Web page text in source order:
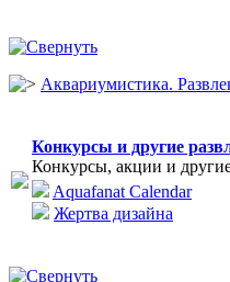
Аквариумистика.
Конкурсы и другие
Конкурсы, акции и
Aquafanat Calendar
Жертва дизайна